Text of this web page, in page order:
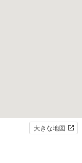
大きな地図